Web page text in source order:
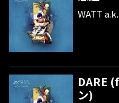
WATT
DARE
ン)